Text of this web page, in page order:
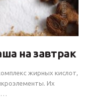
на завтрак
жирных кислот,
Их